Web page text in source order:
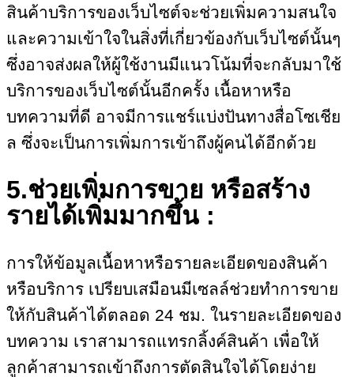
สินค้าบริการของเว็บไซต์จะช่วยเพิ่มความสนใจ
และความเข้าใจในสิ่งที่เกี่ยวข้องกับเว็บไซต์นั้นๆ
ซึ่งอาจส่งผลให้ผู้ใช้งานมีแนวโน้มที่จะกลับมาใช้
บริการของเว็บไซต์นั้นอีกครั้ง เนื้อหาหรือ
บทความที่ดี อาจมีการแชร์แบ่งปันทางสื่อโซเชีย
ล ซึ่งจะเป็นการเพิ่มการเข้าถึงผู้คนได้อีกด้วย
5.ช่วยเพิ่มการขาย หรือสร้าง
รายได้เพิ่มมากขึ้น :
การให้ข้อมูลเนื้อหาหรือรายละเอียดของสินค้า
หรือบริการ เปรียบเสมือนมีเซลล์ช่วยทำการขาย
ให้กับสินค้าได้ตลอด 24 ชม. ในรายละเอียดของ
บทความ เราสามารถแทรกลิ้งค์สินค้า เพื่อให้
ลูกค้าสามารถเข้าถึงการตัดสินใจได้โดยง่าย